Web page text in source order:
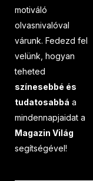
motiváló
olvasnivalóval
várunk. Fedezd fel
velünk, hogyan
teheted
színesebbé és
tudatosabbá a
mindennapjaidat a
Magazin Világ
segítségével!